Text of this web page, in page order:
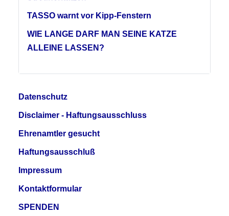
TASSO warnt vor Kipp-Fenstern
WIE LANGE DARF MAN SEINE KATZE
ALLEINE LASSEN?
Datenschutz
Disclaimer - Haftungsausschluss
Ehrenamtler gesucht
Haftungsausschluß
Impressum
Kontaktformular
SPENDEN